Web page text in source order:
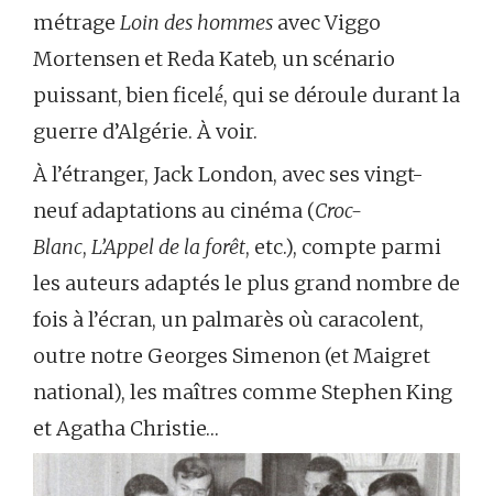
métrage Loin des hommes avec Viggo
Mortensen et Reda Kateb, un scénario
puissant, bien ficelé́, qui se déroule durant la
guerre d’Algérie. À voir.
À l’étranger, Jack London, avec ses vingt-
neuf adaptations au cinéma (Croc-
Blanc, L’Appel de la forêt, etc.), compte parmi
les auteurs adaptés le plus grand nombre de
fois à l’écran, un palmarès où caracolent,
outre notre Georges Simenon (et Maigret
national), les maîtres comme Stephen King
et Agatha Christie…